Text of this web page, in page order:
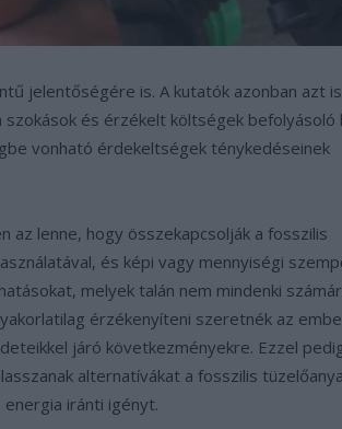
jelentőségére is. A kutatók azonban azt
és érzékelt költségek befolyásoló
vonható érdekeltségek ténykedéseinek
lenne, hogy összekapcsolják a fosszilis
és képi vagy mennyiségi
melyek talán nem mindenki
érzékenyíteni szeretnék az
járó következményekre. Ezzel
alternatívákat a fosszilis
iránti igényt.